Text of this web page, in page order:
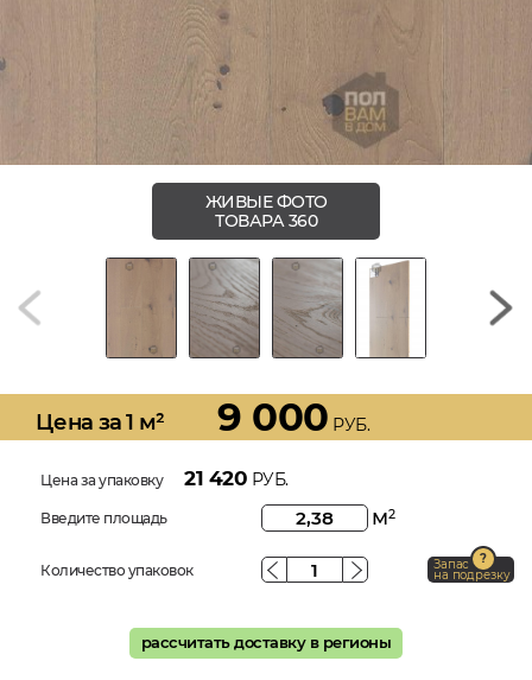
ЖИВЫЕ ФОТО
ТОВАРА 360
Цена за 1 м² 9 000 РУБ.
Цена за упаковку 21 420 РУБ.
Введите площадь м2
Количество упаковок Запас
на подрезку
рассчитать доставку в регионы